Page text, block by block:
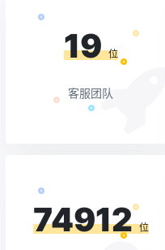
19 位
客服团队
74912 位